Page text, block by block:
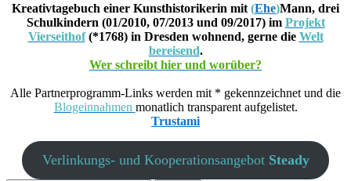
Kreativtagebuch einer Kunsthistorikerin mit (Ehe)Mann, drei
Schulkindern (01/2010, 07/2013 und 09/2017) im Projekt
Vierseithof(*1768) in Dresden wohnend, gerne die Welt
bereisend.
Wer schreibt hier und worüber?
Alle Partnerprogramm-Links werden mit * gekennzeichnet und die
Blogeinnahmen monatlich transparent aufgelistet.
Trustami
Verlinkungs- und Kooperationsangebot Steady